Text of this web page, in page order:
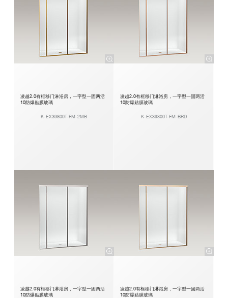
凌越2.0有框移门淋浴房，一字型一固两活
10防爆贴膜玻璃
K-EX39800T-FM-2MB
凌越2.0有框移门淋浴房，一字型一固两活
10防爆贴膜玻璃
K-EX39800T-FM-BRD
凌越2.0有框移门淋浴房，一字型一固两活
10防爆贴膜玻璃
凌越2.0有框移门淋浴房，一字型一固两活
10防爆贴膜玻璃